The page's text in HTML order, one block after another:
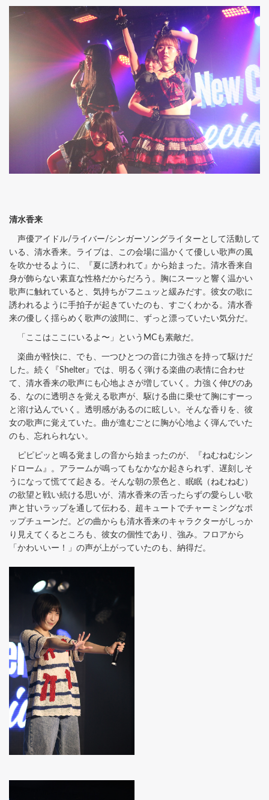
清水香来
声優アイドル/ライバー/シンガーソングライターとして活動して
いる、清水香来。ライブは、この会場に温かくて優しい歌声の風
を吹かせるように、『夏に誘われて』から始まった。清水香来自
身が飾らない素直な性格だからだろう。胸にスーッと響く温かい
歌声に触れていると、気持ちがフニュッと緩みだす。彼女の歌に
誘われるように手拍子が起きていたのも、すごくわかる。清水香
来の優しく揺らめく歌声の波間に、ずっと漂っていたい気分だ。
「ここはここにいるよ〜」というMCも素敵だ。
楽曲が軽快に、でも、一つひとつの音に力強さを持って駆けだ
した。続く『Shelter』では、明るく弾ける楽曲の表情に合わせ
て、清水香来の歌声にも心地よさが増していく。力強く伸びのあ
る、なのに透明さを覚える歌声が、駆ける曲に乗せて胸にすーっ
と溶け込んでいく。透明感があるのに眩しい。そんな香りを、彼
女の歌声に覚えていた。曲が進むごとに胸が心地よく弾んでいた
のも、忘れられない。
ピピピッと鳴る覚ましの音から始まったのが、『ねむねむシン
ドローム』。アラームが鳴ってもなかなか起きられず、遅刻しそ
うになって慌てて起きる。そんな朝の景色と、眠眠（ねむねむ）
の欲望と戦い続ける思いが、清水香来の舌ったらずの愛らしい歌
声と甘いラップを通して伝わる、超キュートでチャーミングなポ
ップチューンだ。どの曲からも清水香来のキャラクターがしっか
り見えてくるところも、彼女の個性であり、強み。フロアから
「かわいいー！」の声が上がっていたのも、納得だ。